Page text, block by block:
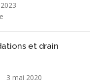
et drain
3 mai 2020